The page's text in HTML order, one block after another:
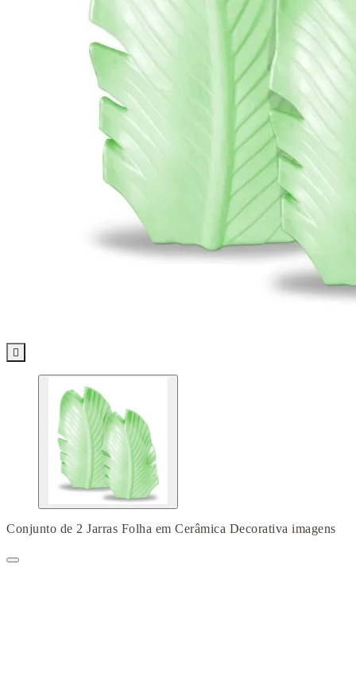

Conjunto de 2 Jarras Folha em Cerâmica Decorativa imagens